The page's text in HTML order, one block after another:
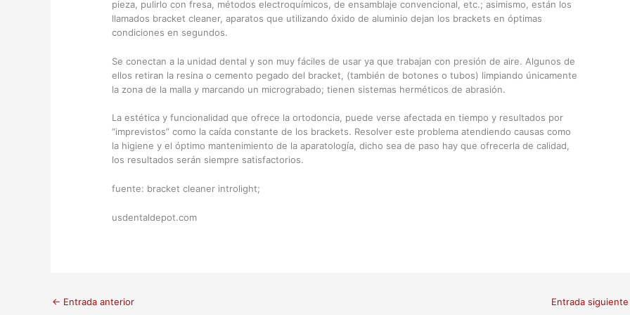
pieza, pulirlo con fresa, métodos electroquímicos, de ensamblaje convencional, etc.; asimismo, están los
llamados bracket cleaner, aparatos que utilizando óxido de aluminio dejan los brackets en óptimas
condiciones en segundos.
Se conectan a la unidad dental y son muy fáciles de usar ya que trabajan con presión de aire. Algunos de
ellos retiran la resina o cemento pegado del bracket, (también de botones o tubos) limpiando únicamente
la zona de la malla y marcando un micrograbado; tienen sistemas herméticos de abrasión.
La estética y funcionalidad que ofrece la ortodoncia, puede verse afectada en tiempo y resultados por
“imprevistos” como la caída constante de los brackets. Resolver este problema atendiendo causas como
la higiene y el óptimo mantenimiento de la aparatología, dicho sea de paso hay que ofrecerla de calidad,
los resultados serán siempre satisfactorios.
fuente: bracket cleaner introlight;
usdentaldepot.com
← Entrada anterior Entrada siguiente